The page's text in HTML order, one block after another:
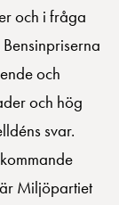
och i fråga
och
och hög
svar.
Miljöpartiet